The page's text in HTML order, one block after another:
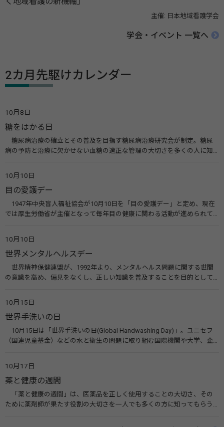
主催: 日本地域看護学会
学会・イベント 一覧へ
2カ月先駆けカレンダー
10月8日
糖をはかる日
糖尿病治療の確立とその普及を目指す糖尿病治療研究会が制定。糖尿
病の予防と治療に欠かせない血糖の適正な管理の大切さを多くの人に知
療研究会） 糖尿病ネットワーク
10月10日
目の愛護デー
1947年中央盲人福祉協会が10月10日を「目の愛護デー」と定め、現在
では厚生労働省が主催となって毎年目の健康に関わる活動が進められて
会）
10月10日
世界メンタルヘルスデー
世界精神保健連盟が、1992年より、メンタルヘルス問題に関する世間
の意識を高め、偏見をなくし、正しい知識を普及することを目的として、
す。 関連リンク 世界メンタルヘルスデー（厚生労働省） 働く人のメンタ
ルヘルス・ポータルサイト「こころの耳」（厚生労働省）
10月15日
世界手洗いの日
10月15日は「世界手洗いの日(Global Handwashing Day)」。ユニセフ
（国連児童基金）などの水と衛生の問題に取り組む国際機関や大学、企
10月17日
薬と健康の週間
「薬と健康の週間」は、医薬品を正しく使用することの大切さ、その
ために薬剤師が果たす役割の大切さを一人でも多くの方に知ってもらう